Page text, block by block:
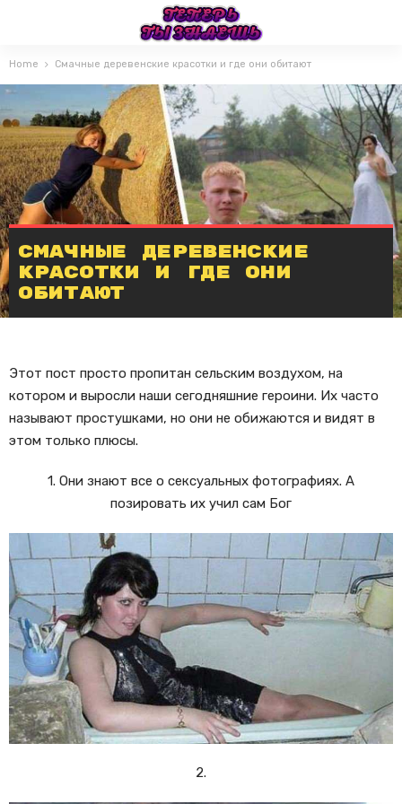
Home Смачные деревенские красотки и где они обитают
Смачные деревенские
красотки и где они
обитают
Этот пост просто пропитан сельским воздухом, на
котором и выросли наши сегодняшние героини. Их часто
называют простушками, но они не обижаются и видят в
этом только плюсы.
1. Они знают все о сексуальных фотографиях. А
позировать их учил сам Бог
2.